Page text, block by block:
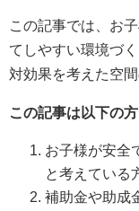
この記事では、お
てしやすい環境づ
対効果を考えた空
この記事は以下の
お子様が安全
と考えている
補助金や助成